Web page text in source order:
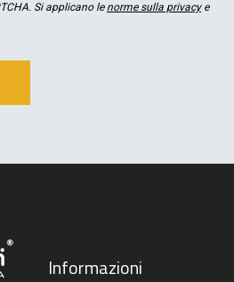
Si applicano le norme sulla privacye
Informazioni